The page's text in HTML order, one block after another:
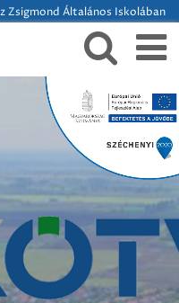
Zsigmond Általános Iskolában